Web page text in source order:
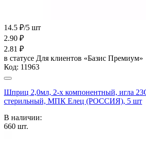
14.5 ₽/5 шт
2.90 ₽
2.81 ₽
в статусе Для клиентов «Базис Премиум»
Код: 11963
Шприц 2,0мл, 2-х компонентный, игла
стерильный, МПК Елец (РОССИЯ), 5 шт
В наличии:
660 шт.